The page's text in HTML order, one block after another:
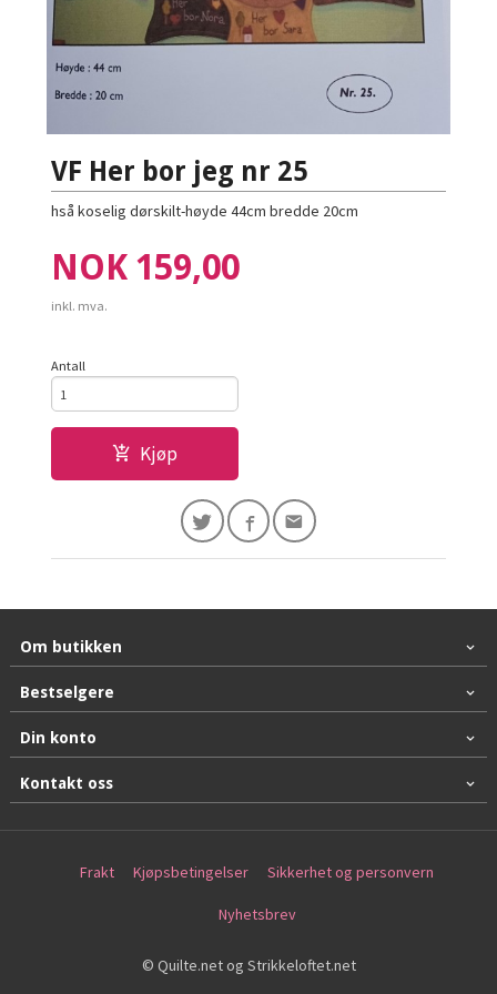
VF Her bor jeg nr 25
hså koselig dørskilt-høyde 44cm bredde 20cm
Pris
NOK 159,00
inkl. mva.
Antall
Kjøp
Om butikken
Bestselgere
Din konto
Kontakt oss
Frakt Kjøpsbetingelser Sikkerhet og personvern
Nyhetsbrev
© Quilte.net og Strikkeloftet.net